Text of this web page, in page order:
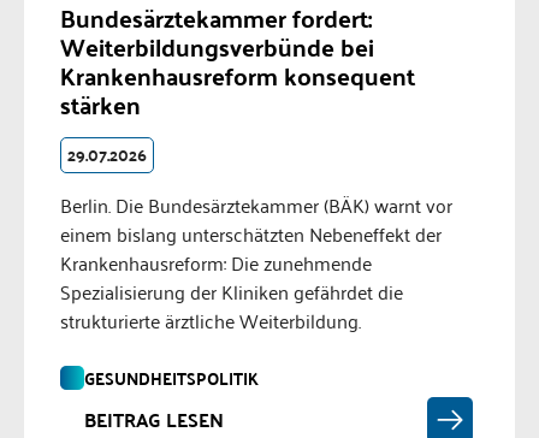
Bundesärztekammer fordert:
Weiterbildungsverbünde bei
Krankenhausreform konsequent
stärken
29.07.2026
Berlin. Die Bundesärztekammer (BÄK) warnt vor
einem bislang unterschätzten Nebeneffekt der
Krankenhausreform: Die zunehmende
Spezialisierung der Kliniken gefährdet die
strukturierte ärztliche Weiterbildung.
GESUNDHEITSPOLITIK
BEITRAG LESEN